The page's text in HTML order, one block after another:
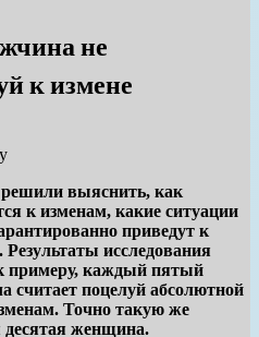
не
к измене
выяснить, как
к изменам, какие ситуации
приведут к
исследования
примеру, каждый пятый
считает поцелуй абсолютной
Точно такую же
десятая женщина.